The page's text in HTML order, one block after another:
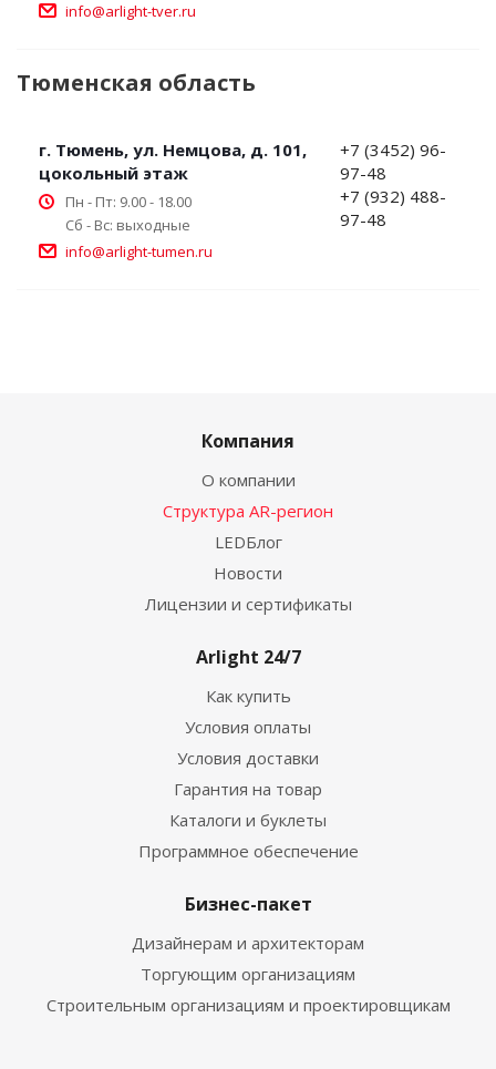
info@arlight-tver.ru
Тюменская область
г. Тюмень, ул. Немцова, д. 101,
цокольный этаж
Пн - Пт: 9.00 - 18.00
Сб - Вс: выходные
info@arlight-tumen.ru
+7 (3452) 96-
97-48
+7 (932) 488-
97-48
Компания
О компании
Структура AR-регион
LEDБлог
Новости
Лицензии и сертификаты
Arlight 24/7
Как купить
Условия оплаты
Условия доставки
Гарантия на товар
Каталоги и буклеты
Программное обеспечение
Бизнес-пакет
Дизайнерам и архитекторам
Торгующим организациям
Строительным организациям и проектировщикам